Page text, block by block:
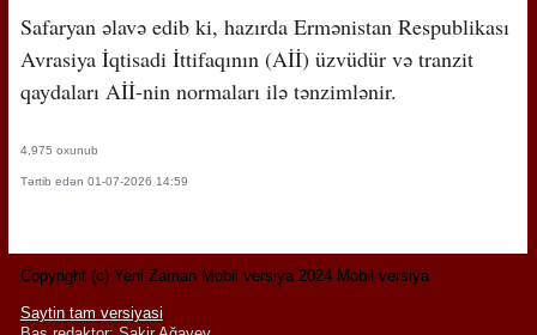
Safaryan əlavə edib ki, hazırda Ermənistan Respublikası
Avrasiya İqtisadi İttifaqının (Aİİ) üzvüdür və tranzit
qaydaları Aİİ-nin normaları ilə tənzimlənir.
4,975 oxunub
Tərtib edən 01-07-2026 14:59
Copyright (c) Yeni Zaman Mobil versiya 2024 Mobil versiya
Saytin tam versiyasi